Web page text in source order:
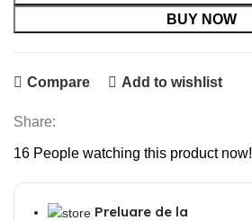
190,00 lei.BUY NOW
Compare Add to wishlist
Share:
16 People watching this product now!
Preluare de la